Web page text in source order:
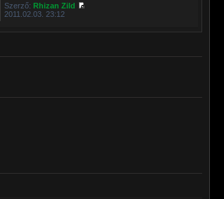
Szerző:Rhizan Zild
2011.02.03. 23:12